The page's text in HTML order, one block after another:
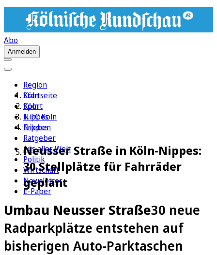
Abo
Anmelden
Region
Köln
Sport
1. FC Köln
Erleben
Ratgeber
Aus aller Welt
Politik
Wirtschaft
Newsletter
E-Paper
Startseite
Köln
Nippes
Nippes
Neusser Straße in Köln-Nippes:
30 Stellplätze für Fahrräder
geplant
Umbau Neusser Straße30 neue
Radparkplätze entstehen auf
bisherigen Auto-Parktaschen